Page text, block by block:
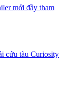
mới đầy tham
cứu tàu Curiosity